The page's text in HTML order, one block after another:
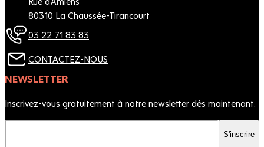
80310 La Chaussée-Tirancourt
03 22 71 83 83
CONTACTEZ-NOUS
NEWSLETTER
Inscrivez-vous gratuitement à notre newsletter dès maintenant.
S'inscrire